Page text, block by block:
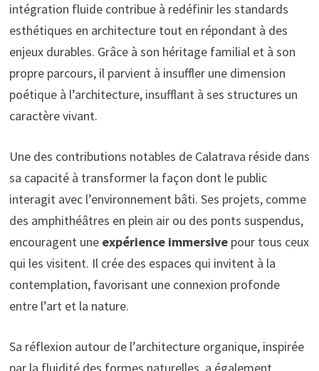
intégration fluide contribue à redéfinir les standards
esthétiques en architecture tout en répondant à des
enjeux durables. Grâce à son héritage familial et à son
propre parcours, il parvient à insuffler une dimension
poétique à l’architecture, insufflant à ses structures un
caractère vivant.
Une des contributions notables de Calatrava réside dans
sa capacité à transformer la façon dont le public
interagit avec l’environnement bâti. Ses projets, comme
des amphithéâtres en plein air ou des ponts suspendus,
encouragent une expérience immersivepour tous ceux
qui les visitent. Il crée des espaces qui invitent à la
contemplation, favorisant une connexion profonde
entre l’art et la nature.
Sa réflexion autour de l’architecture organique, inspirée